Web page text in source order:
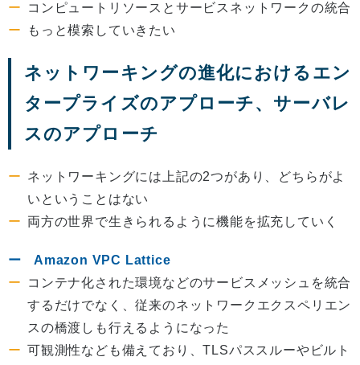
コンピュートリソースとサービスネットワークの統合
もっと模索していきたい
ネットワーキングの進化におけるエン
タープライズのアプローチ、サーバレ
スのアプローチ
ネットワーキングには上記の2つがあり、どちらがよ
いということはない
両方の世界で生きられるように機能を拡充していく
Amazon VPC Lattice
コンテナ化された環境などのサービスメッシュを統合
するだけでなく、従来のネットワークエクスペリエン
スの橋渡しも行えるようになった
可観測性なども備えており、TLSパススルーやビルト